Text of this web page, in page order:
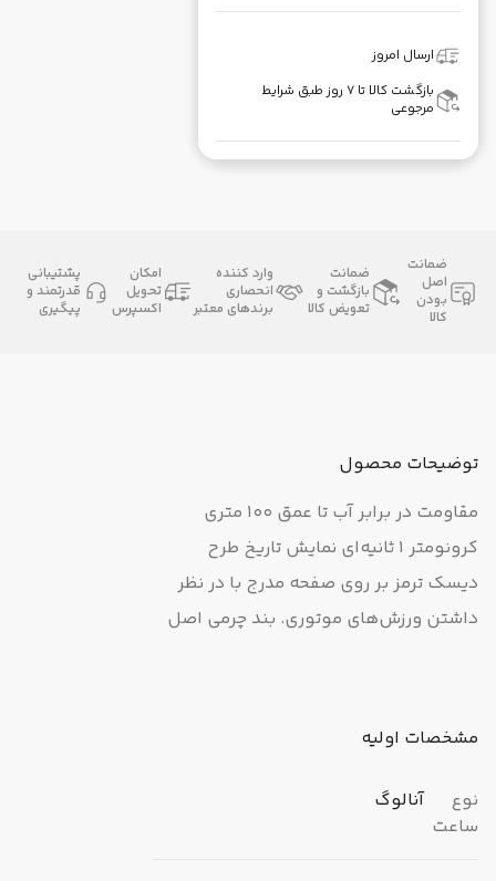
ارسال امروز
بازگشت کالا تا ۷ روز طبق شرایط
مرجوعی
ضمانت
اصل
بودن
کالا
ضمانت
بازگشت و
تعویض کالا
وارد کننده
انحصاری
برندهای معتبر
امکان
تحویل
اکسپرس
پشتیبانی
قدرتمند و
پیگیری
توضیحات محصول
مقاومت در برابر آب تا عمق 100 متری
کرونومتر 1 ثانیه‌ای نمایش تاریخ طرح
دیسک ترمز بر روی صفحه مدرج با در نظر
داشتن ورزش‌های موتوری. بند چرمی اصل
مشخصات اولیه
نوع
ساعت
آنالوگ